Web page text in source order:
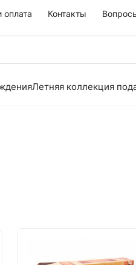
оплата Контакты
Летняя коллекция